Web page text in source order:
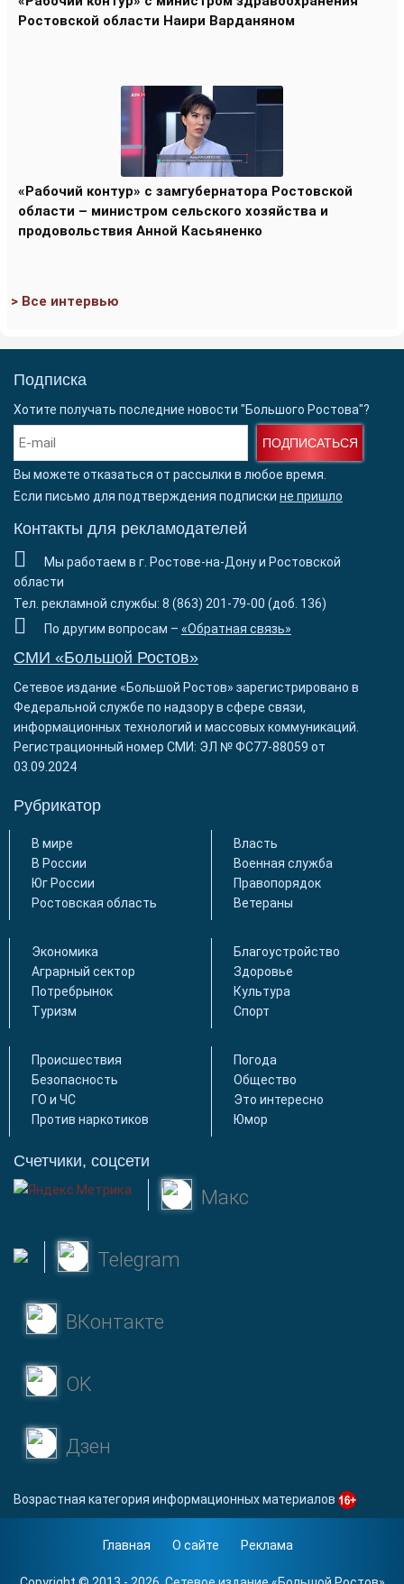
Ростовской области Наири Варданяном
«Рабочий контур» с замгубернатора Ростовской
области – министром сельского хозяйства и
продовольствия Анной Касьяненко
> Все интервью
Подписка
Хотите получать последние новости "Большого Ростова"?
ПОДПИСАТЬСЯ
Вы можете отказаться от рассылки в любое время.
Если письмо для подтверждения подписки не пришло
Контакты для рекламодателей
Мы работаем в г. Ростове-на-Дону и Ростовской
области
Тел. рекламной службы: 8 (863) 201-79-00 (доб. 136)
По другим вопросам – «Обратная связь»
СМИ «Большой Ростов»
Сетевое издание «Большой Ростов» зарегистрировано в
Федеральной службе по надзору в сфере связи,
информационных технологий и массовых коммуникаций.
Регистрационный номер СМИ: ЭЛ № ФС77-88059 от
03.09.2024
Рубрикатор
В мире
В России
Юг России
Ростовская область
Власть
Военная служба
Правопорядок
Ветераны
Экономика
Аграрный сектор
Потребрынок
Туризм
Благоустройство
Здоровье
Культура
Спорт
Происшествия
Безопасность
ГО и ЧС
Против наркотиков
Погода
Общество
Это интересно
Юмор
Счетчики, соцсети
Макс
Telegram
ВКонтакте
OK
Дзен
Возрастная категория информационных материалов
Главная О сайте Реклама